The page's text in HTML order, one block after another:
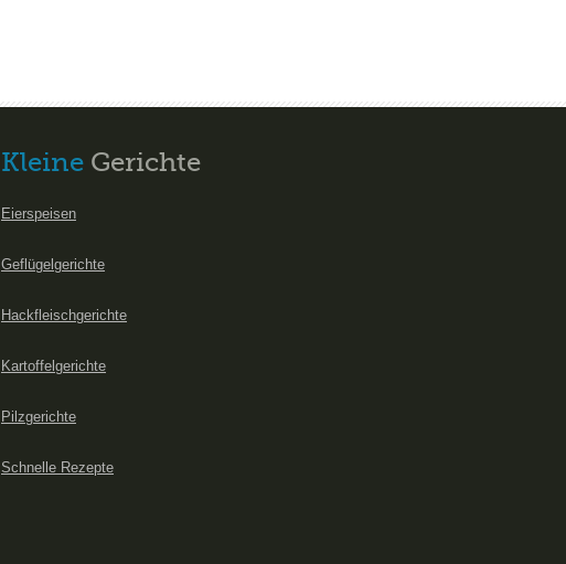
Kleine Gerichte
Eierspeisen
Geflügelgerichte
Hackfleischgerichte
Kartoffelgerichte
Pilzgerichte
Schnelle Rezepte